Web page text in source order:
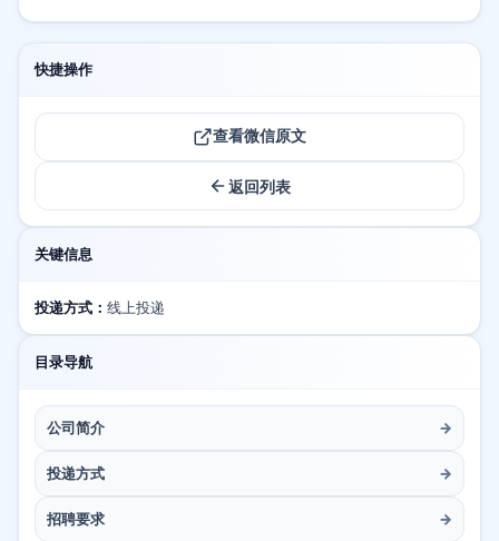
快捷操作
查看微信原文
返回列表
关键信息
投递方式： 线上投递
目录导航
公司简介 →
投递方式 →
招聘要求 →